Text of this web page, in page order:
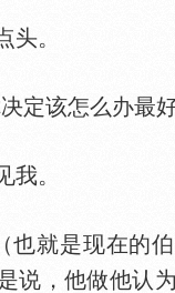
。
该怎么办最
。
就是现在的伯
说，他做他认